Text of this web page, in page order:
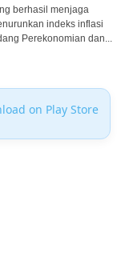
berhasil menjaga
indeks inflasi
Perekonomian dan...